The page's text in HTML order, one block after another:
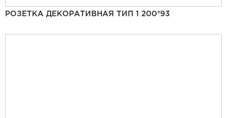
РОЗЕТКА ДЕКОРАТИВНАЯ ТИП 1 200*93